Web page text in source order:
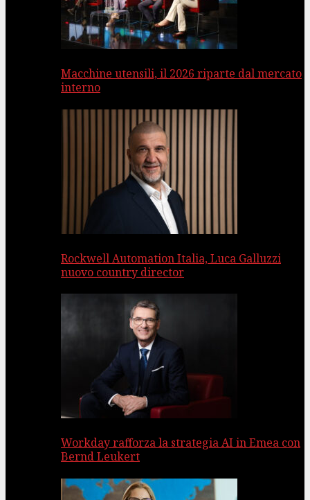
Macchine utensili, il 2026 riparte dal mercato
interno
Rockwell Automation Italia, Luca Galluzzi
nuovo country director
Workday rafforza la strategia AI in Emea con
Bernd Leukert